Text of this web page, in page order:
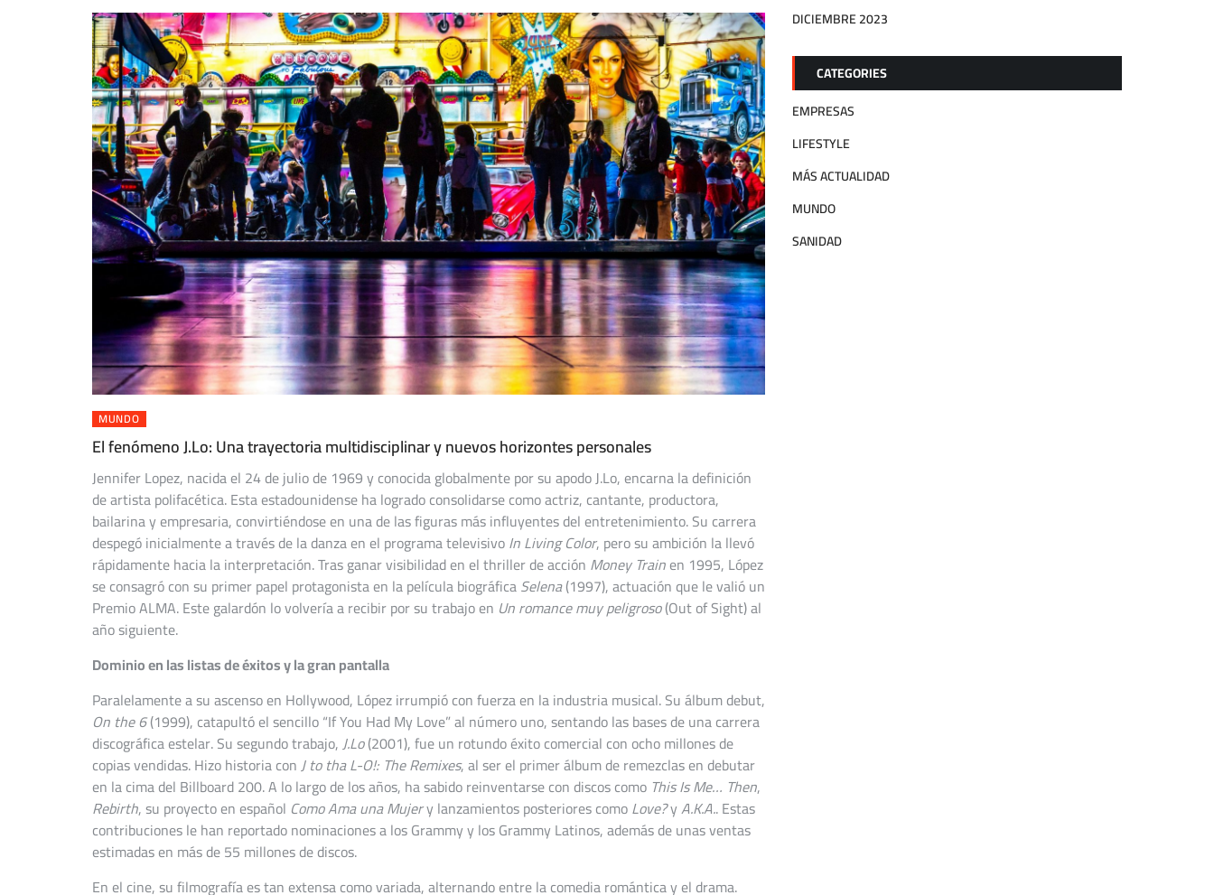
MUNDO
El fenómeno J.Lo: Una trayectoria multidisciplinar y nuevos horizontes personales
Jennifer Lopez, nacida el 24 de julio de 1969 y conocida globalmente por su apodo J.Lo, encarna la definición
de artista polifacética. Esta estadounidense ha logrado consolidarse como actriz, cantante, productora,
bailarina y empresaria, convirtiéndose en una de las figuras más influyentes del entretenimiento. Su carrera
despegó inicialmente a través de la danza en el programa televisivoIn Living Color, pero su ambición la llevó
rápidamente hacia la interpretación. Tras ganar visibilidad en el thriller de acción Money Trainen 1995, López
se consagró con su primer papel protagonista en la película biográficaSelena(1997), actuación que le valió un
Premio ALMA. Este galardón lo volvería a recibir por su trabajo en Un romance muy peligroso(Out of Sight) al
año siguiente.
Dominio en las listas de éxitos y la gran pantalla
Paralelamente a su ascenso en Hollywood, López irrumpió con fuerza en la industria musical. Su álbum debut,
On the 6(1999), catapultó el sencillo “If You Had My Love” al número uno, sentando las bases de una carrera
discográfica estelar. Su segundo trabajo,J.Lo(2001), fue un rotundo éxito comercial con ocho millones de
copias vendidas. Hizo historia conJ to tha L-O!: The Remixes, al ser el primer álbum de remezclas en debutar
en la cima del Billboard 200. A lo largo de los años, ha sabido reinventarse con discos como This Is Me… Then,
Rebirth, su proyecto en español Como Ama una Mujery lanzamientos posteriores comoLove?yA.K.A.. Estas
contribuciones le han reportado nominaciones a los Grammy y los Grammy Latinos, además de unas ventas
estimadas en más de 55 millones de discos.
En el cine, su filmografía es tan extensa como variada, alternando entre la comedia romántica y el drama.
DICIEMBRE 2023
CATEGORIES
EMPRESAS
LIFESTYLE
MÁS ACTUALIDAD
MUNDO
SANIDAD